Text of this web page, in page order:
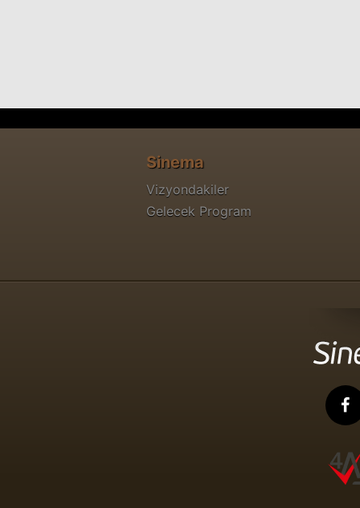
Sinema
Vizyondakiler
Gelecek Program